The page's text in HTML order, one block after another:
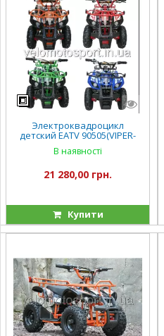
Электроквадроцикл
детский EATV 90505(VIPER-
CROSSER) - синий
В наявності
21 280,00 грн.
Купити